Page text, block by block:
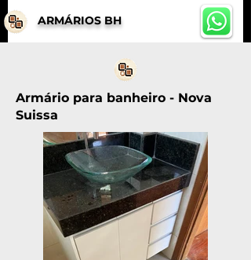
ARMÁRIOS BH
Armário para banheiro - Nova
Suissa